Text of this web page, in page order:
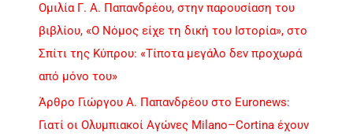
Ομιλία Γ. Α. Παπανδρέου, στην παρουσίαση του
βιβλίου, «Ο Νόμος είχε τη δική του Ιστορία», στο
Σπίτι της Κύπρου: «Τίποτα μεγάλο δεν προχωρά
από μόνο του»
Άρθρο Γιώργου Α. Παπανδρέου στο Euronews:
Γιατί οι Ολυμπιακοί Αγώνες Milano–Cortina έχουν